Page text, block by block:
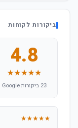
ביקורות לקוחות
4.8
★★★★★
23 ביקורות Google
★★★★★